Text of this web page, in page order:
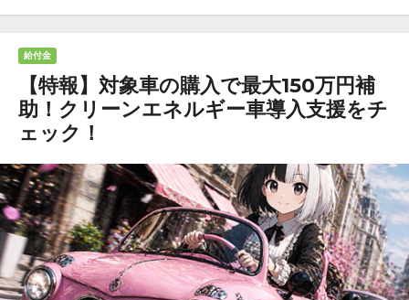
給付金
【特報】対象車の購入で最大150万円補
助！クリーンエネルギー車導入支援をチ
ェック！